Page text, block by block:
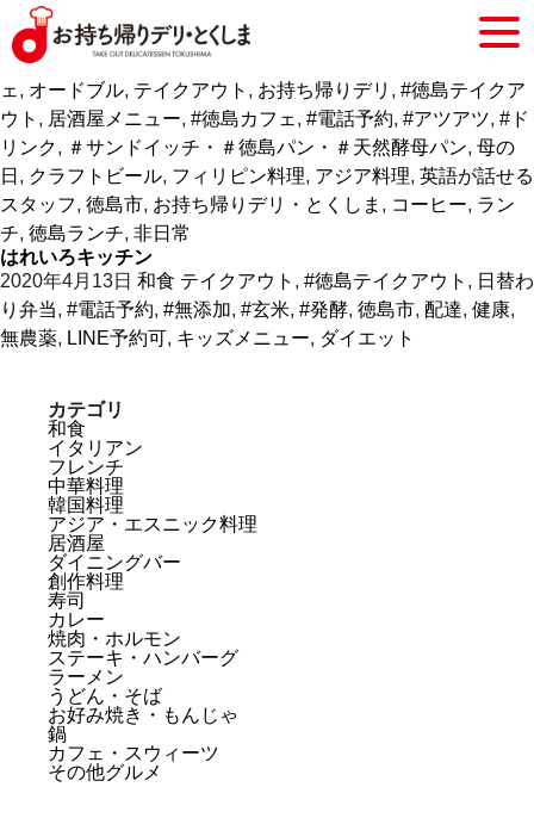
Craftbeer&Filipinofood&Coffee terrace38
2020年4月18日 アジア・エスニック料理
ダイニング
バー, 創作料理,カフェ・スウィーツ
ェ , オードブル, テイクアウト , お持ち帰りデリ , #徳島テイクア
ウト , 居酒屋メニュー, #徳島カフェ , #電話予約, #アツアツ, #ド
リンク, ＃サンドイッチ・＃徳島パン・＃天然酵母パン, 母の
日 , クラフトビール, フィリピン料理, アジア料理, 英語が話せる
スタッフ, 徳島市, お持ち帰りデリ・とくしま , コーヒー, ラン
チ, 徳島ランチ, 非日常
はれいろキッチン
2020年4月13日 和食 テイクアウト , #徳島テイクアウト , 日替わ
り弁当, #電話予約, #無添加, #玄米, #発酵, 徳島市, 配達, 健康,
無農薬, LINE予約可, キッズメニュー, ダイエット
カテゴリ
和食
イタリアン
フレンチ
中華料理
韓国料理
アジア・エスニック料理
居酒屋
ダイニングバー
創作料理
寿司
カレー
焼肉・ホルモン
ステーキ・ハンバーグ
ラーメン
うどん・そば
お好み焼き・もんじゃ
鍋
カフェ・スウィーツ
その他グルメ